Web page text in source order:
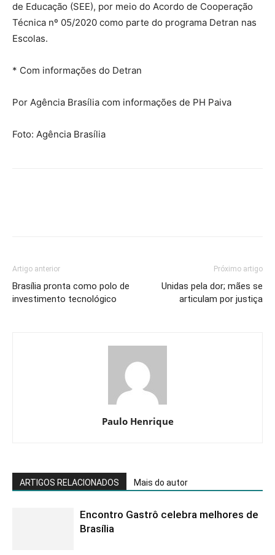
de Educação (SEE), por meio do Acordo de Cooperação
Técnica nº 05/2020 como parte do programa Detran nas
Escolas.
* Com informações do Detran
Por Agência Brasília com informações de PH Paiva
Foto: Agência Brasília
Artigo anterior
Brasília pronta como polo de
investimento tecnológico
Próximo artigo
Unidas pela dor; mães se
articulam por justiça
Paulo Henrique
ARTIGOS RELACIONADOS Mais do autor
Encontro Gastrô celebra melhores de
Brasília